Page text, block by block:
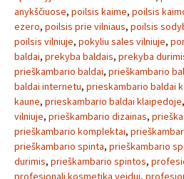
anykščiuose, poilsis kaime, poilsis
ezero, poilsis prie vilniaus, poilsis
poilsis vilniuje, pokyliu sales vilniuje,
baldai, prekyba baldais, prekyba
prieškambario baldai, prieškambario
baldai internetu, prieskambario baldai
kaune, prieskambario baldai klaipedoje,
vilniuje, prieškambario dizainas,
prieškambario komplektai,
prieškambario spinta, prieškambario
durimis, prieškambario spintos,
profesionali kosmetika veidui,